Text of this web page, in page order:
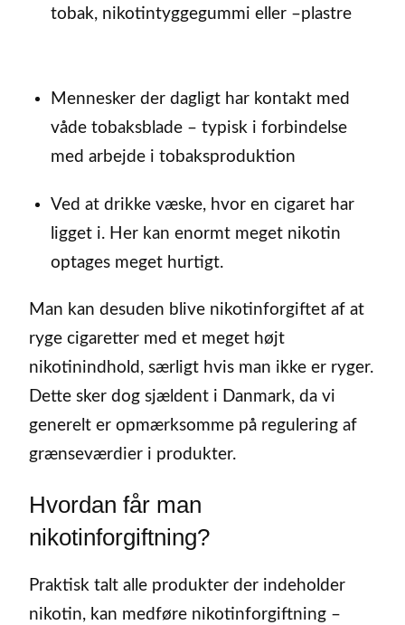
tobak, nikotintyggegummi eller –plastre
Mennesker der dagligt har kontakt med
våde tobaksblade – typisk i forbindelse
med arbejde i tobaksproduktion
Ved at drikke væske, hvor en cigaret har
ligget i. Her kan enormt meget nikotin
optages meget hurtigt.
Man kan desuden blive nikotinforgiftet af at
ryge cigaretter med et meget højt
nikotinindhold, særligt hvis man ikke er ryger.
Dette sker dog sjældent i Danmark, da vi
generelt er opmærksomme på regulering af
grænseværdier i produkter.
Hvordan får man
nikotinforgiftning?
Praktisk talt alle produkter der indeholder
nikotin, kan medføre nikotinforgiftning –